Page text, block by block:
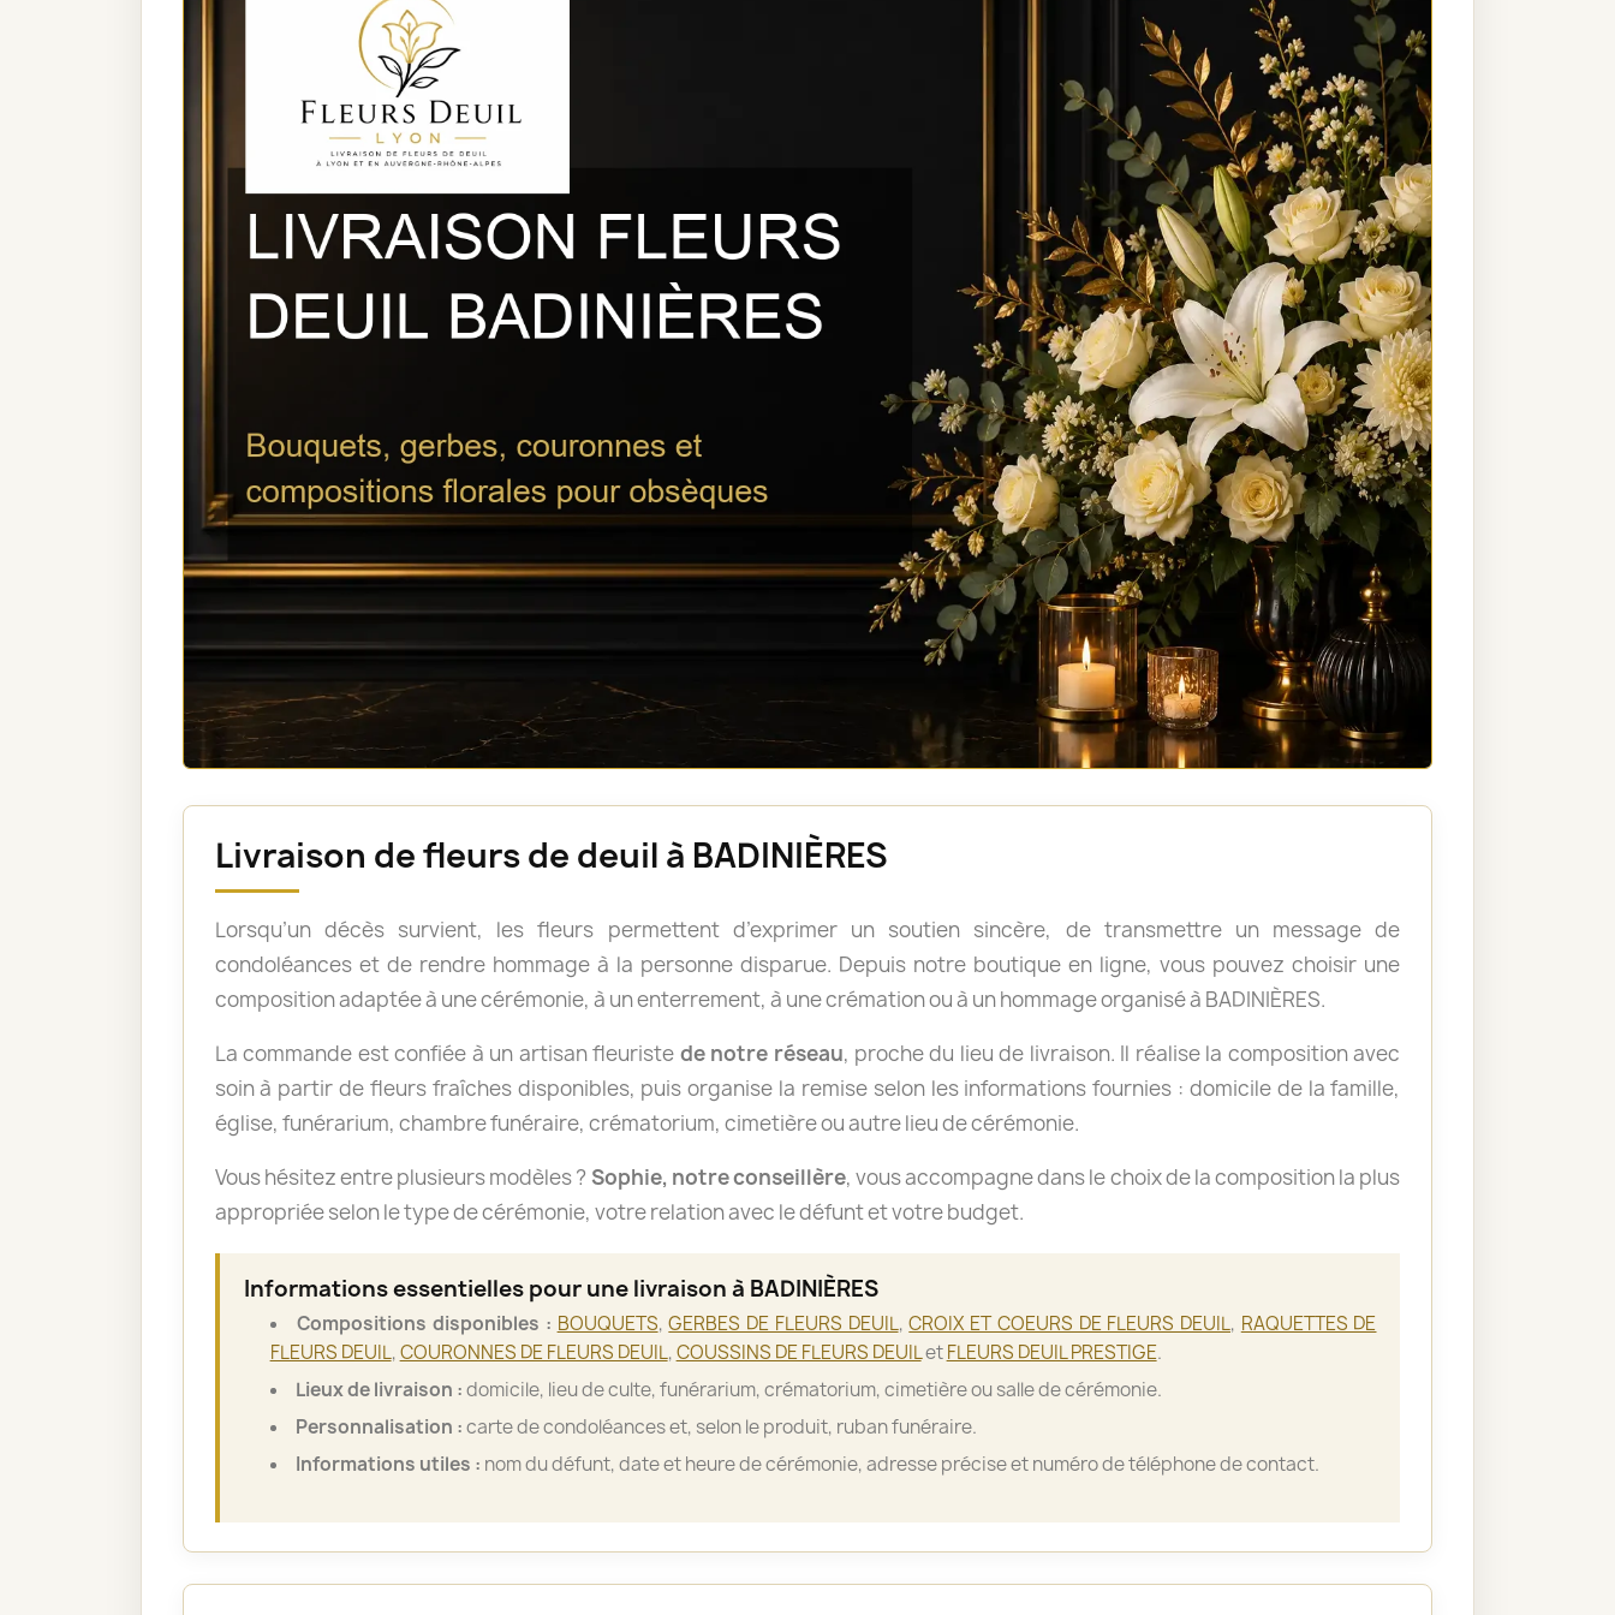
Livraison de fleurs de deuil à BADINIÈRES
Lorsqu’un décès survient, les fleurs permettent d’exprimer un soutien sincère, de transmettre un message de
condoléances et de rendre hommage à la personne disparue. Depuis notre boutique en ligne, vous pouvez choisir une
composition adaptée à une cérémonie, à un enterrement, à une crémation ou à un hommage organisé à BADINIÈRES.
La commande est confiée à un artisan fleuriste de notre réseau, proche du lieu de livraison. Il réalise la composition avec
soin à partir de fleurs fraîches disponibles, puis organise la remise selon les informations fournies : domicile de la famille,
église, funérarium, chambre funéraire, crématorium, cimetière ou autre lieu de cérémonie.
Vous hésitez entre plusieurs modèles ? Sophie, notre conseillère, vous accompagne dans le choix de la composition la plus
appropriée selon le type de cérémonie, votre relation avec le défunt et votre budget.
Informations essentielles pour une livraison à BADINIÈRES
Compositions disponibles : BOUQUETS,GERBES DE FLEURS DEUIL,CROIX ET COEURS DE FLEURS DEUIL, RAQUETTES DE
FLEURS DEUIL,COURONNES DE FLEURS DEUIL,COUSSINS DE FLEURS DEUILetFLEURS DEUIL PRESTIGE.
Lieux de livraison :domicile, lieu de culte, funérarium, crématorium, cimetière ou salle de cérémonie.
Personnalisation :carte de condoléances et, selon le produit, ruban funéraire.
Informations utiles : nom du défunt, date et heure de cérémonie, adresse précise et numéro de téléphone de contact.